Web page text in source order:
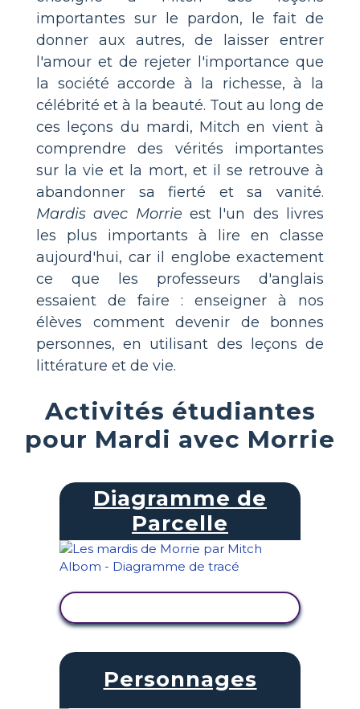
importantes sur le pardon, le fait de
donner aux autres, de laisser entrer
l'amour et de rejeter l'importance que
la société accorde à la richesse, à la
célébrité et à la beauté. Tout au long de
ces leçons du mardi, Mitch en vient à
comprendre des vérités importantes
sur la vie et la mort, et il se retrouve à
abandonner sa fierté et sa vanité.
Mardis avec Morrie est l'un des livres
les plus importants à lire en classe
aujourd'hui, car il englobe exactement
ce que les professeurs d'anglais
essaient de faire : enseigner à nos
élèves comment devenir de bonnes
personnes, en utilisant des leçons de
littérature et de vie.
Activités étudiantes
pour Mardi avec Morrie
Diagramme de
Parcelle
Personnages